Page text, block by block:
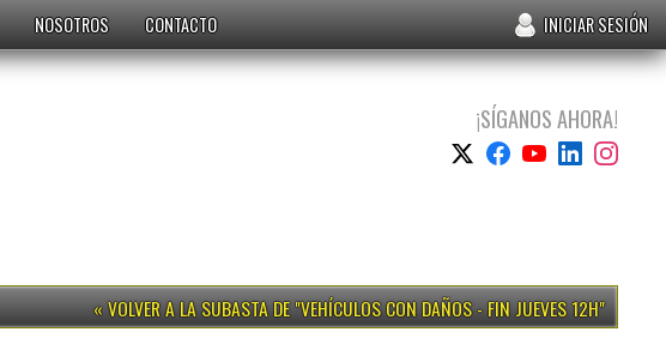
NOSOTROS CONTACTO INICIAR SESIÓN
¡SÍGANOS AHORA!
VEHÍCULOS CON DAÑOS - FIN JUEVES 12H